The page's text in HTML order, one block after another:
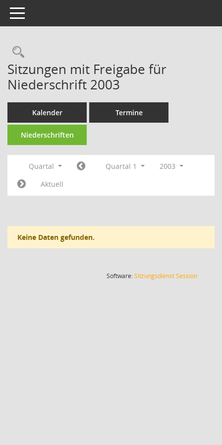
Toggle navigation
Rechercheauswahl
Sitzungen mit Freigabe für
Niederschrift 2003
Kalender Termine
Niederschriften
Quartal Quartal 1
2003
Aktuell
Keine Daten gefunden.
Software:SitzungsdienstSession(Wird in